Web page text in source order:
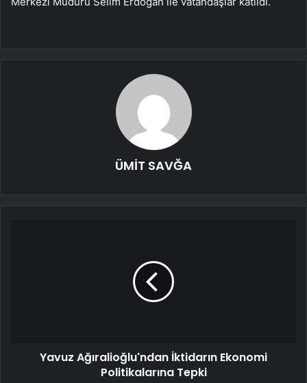
ÜMİT SAVĞA
Yavuz Ağıralioğlu'ndan İktidarın Ekonomi
Politikalarına Tepki